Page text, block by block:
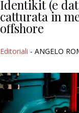
Identikit (e
catturata in
offshore
Editoriali - ANGELO